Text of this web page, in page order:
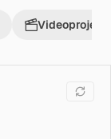
Videoprojekt